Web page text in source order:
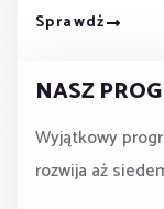
Sprawdź
NASZ
Wyjątkowy
rozwija aż